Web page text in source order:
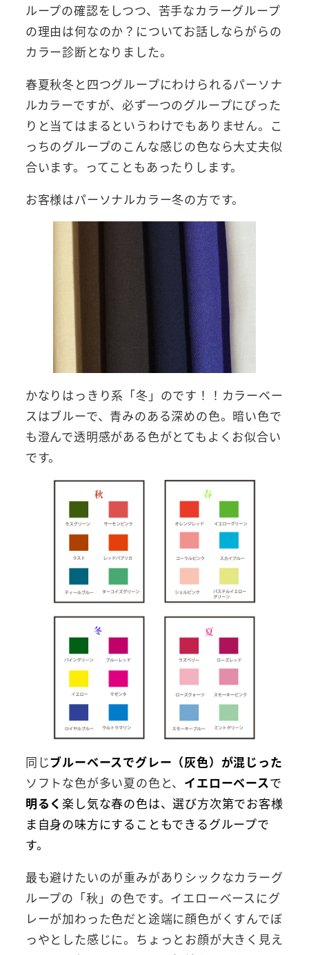
ループの確認をしつつ、苦手なカラーグループ
の理由は何なのか？についてお話しならがらの
カラー診断となりました。
春夏秋冬と四つグループにわけられるパーソナ
ルカラーですが、必ず一つのグループにぴった
りと当てはまるというわけでもありません。こ
っちのグループのこんな感じの色なら大丈夫似
合います。ってこともあったりします。
お客様はパーソナルカラー冬の方です。
かなりはっきり系「冬」のです！！カラーベー
スはブルーで、青みのある深めの色。暗い色で
も澄んで透明感がある色がとてもよくお似合い
です。
同じブルーベースでグレー（灰色）が混じった
ソフトな色が多い夏の色と、 イエローベースで
明るく楽し気な春の色は、選び方次第でお客様
ま自身の味方にすることもできるグループで
す。
最も避けたいのが重みがありシックなカラーグ
ループの「秋」の色です。イエローベースにグ
レーが加わった色だと途端に顔色がくすんでぼ
っやとした感じに。ちょっとお顔が大きく見え